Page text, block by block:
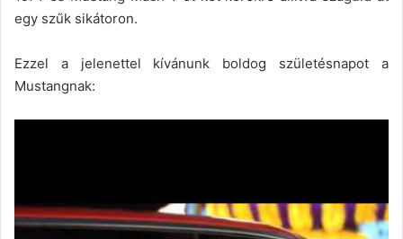
egy szűk sikátoron.
Ezzel a jelenettel kívánunk boldog születésnapot a
Mustangnak: